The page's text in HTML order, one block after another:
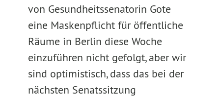
von Gesundheitssenatorin Gote
eine Maskenpflicht für öffentliche
Räume in Berlin diese Woche
einzuführen nicht gefolgt, aber wir
sind optimistisch, dass das bei der
nächsten Senatssitzung